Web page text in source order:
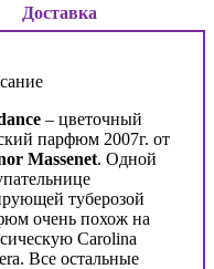
Доставка
– цветочный
парфюм 2007г. от
Massenet. Одной
туберозой
очень похож на
Carolina
Все остальные